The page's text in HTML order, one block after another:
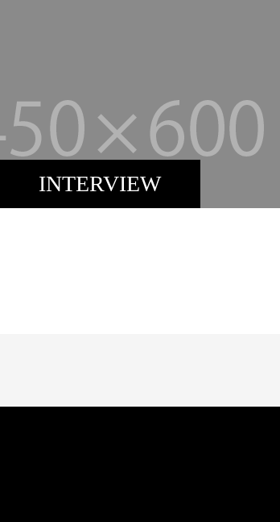
INTERVIEW